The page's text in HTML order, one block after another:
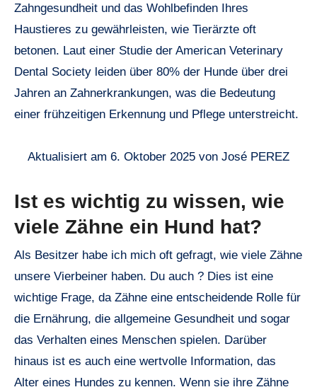
Zahngesundheit und das Wohlbefinden Ihres
Haustieres zu gewährleisten, wie Tierärzte oft
betonen. Laut einer Studie der American Veterinary
Dental Society leiden über 80% der Hunde über drei
Jahren an Zahnerkrankungen, was die Bedeutung
einer frühzeitigen Erkennung und Pflege unterstreicht.
Aktualisiert am 6. Oktober 2025 von José PEREZ
Ist es wichtig zu wissen, wie
viele Zähne ein Hund hat?
Als Besitzer habe ich mich oft gefragt, wie viele Zähne
unsere Vierbeiner haben. Du auch ? Dies ist eine
wichtige Frage, da Zähne eine entscheidende Rolle für
die Ernährung, die allgemeine Gesundheit und sogar
das Verhalten eines Menschen spielen. Darüber
hinaus ist es auch eine wertvolle Information, das
Alter eines Hundes zu kennen. Wenn sie ihre Zähne